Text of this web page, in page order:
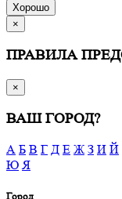
Хорошо
×
ПРАВИЛА
×
ВАШ ГОРОД?
А Б В Г Д Е Ж З И Й
Ю Я
Город